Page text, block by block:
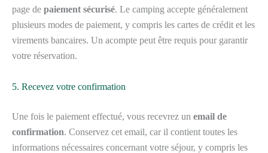
page de paiement sécurisé. Le camping accepte généralement
plusieurs modes de paiement, y compris les cartes de crédit et les
virements bancaires. Un acompte peut être requis pour garantir
votre réservation.
5. Recevez votre confirmation
Une fois le paiement effectué, vous recevrez un email de
confirmation. Conservez cet email, car il contient toutes les
informations nécessaires concernant votre séjour, y compris les